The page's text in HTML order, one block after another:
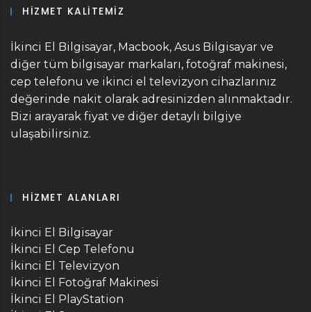
HIZMET KALITEMIZ
İkinci El Bilgisayar, Macbook, Asus Bilgisayar ve
diğer tüm bilgisayar markaları, fotoğraf makinesi,
cep telefonu ve ikinci el televizyon cihazlarınız
değerinde nakit olarak adresinizden alınmaktadır.
Bizi arayarak fiyat ve diğer detaylı bilgiye
ulaşabilirsiniz.
HIZMET ALANLARI
İkinci El Bilgisayar
İkinci El Cep Telefonu
İkinci El Televizyon
İkinci El Fotoğraf Makinesi
İkinci El PlayStation